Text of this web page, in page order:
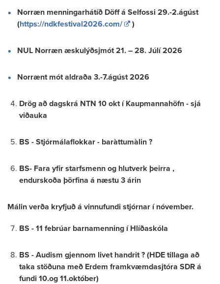
Norræn menningarhátíð Döff á Selfossi 29.-2.ágúst
(https://ndkfestival2026.com/ )
NUL Norræn æskulýðsjmót 21. – 28. Júlí 2026
Norrænt mót aldraða 3.-7.ágúst 2026
Drög að dagskrá NTN 10 okt í Kaupmannahöfn - sjá
viðauka
BS - Stjórmálaflokkar - baràttumàlin ?
BS- Fara yfir starfsmenn og hlutverk þeirra ,
endurskoða þörfina á næstu 3 árin
Málin verða kryfjuð á vinnufundi stjórnar í nóvember.
BS - 11 febrúar barnamenning í Hlíðaskóla
BS - Audism gjennom livet handrit ? (HDE tillaga að
taka stöðuna með Erdem framkvæmdasjtóra SDR á
fundi 10.og 11.október)